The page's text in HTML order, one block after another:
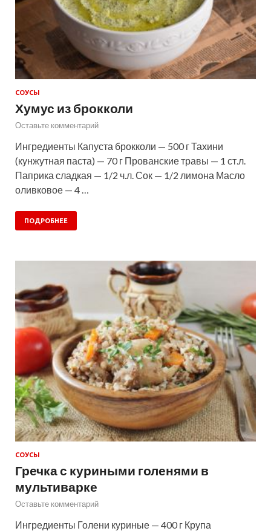
СОУСЫ
Хумус из брокколи
Оставьте комментарий
Ингредиенты Капуста брокколи — 500 г Тахини
(кунжутная паста) — 70 г Прованские травы — 1 ст.л.
Паприка сладкая — 1/2 ч.л. Сок — 1/2 лимона Масло
оливковое — 4 …
ПОДРОБНЕЕ
СОУСЫ
Гречка с куриными голенями в
мультиварке
Оставьте комментарий
Ингредиенты Голени куриные — 400 г Крупа